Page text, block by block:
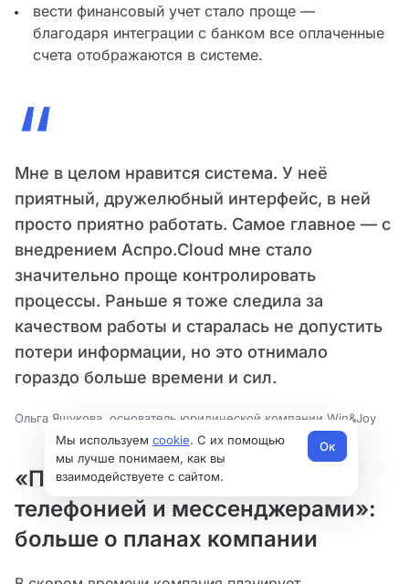
Мы используем cookie. С их помощью
мы лучше понимаем, как вы
взаимодействуете с сайтом.
Ок
вести финансовый учет стало проще —
благодаря интеграции с банком все оплаченные
счета отображаются в системе.
“
Мне в целом нравится система. У неё
приятный, дружелюбный интерфейс, в ней
просто приятно работать. Самое главное — с
внедрением Аспро.Cloud мне стало
значительно проще контролировать
процессы. Раньше я тоже следила за
качеством работы и старалась не допустить
потери информации, но это отнимало
гораздо больше времени и сил.
Ольга Яшукова, основатель юридической компании Win&Joy
«Подключим интеграцию с
телефонией и мессенджерами»:
больше о планах компании